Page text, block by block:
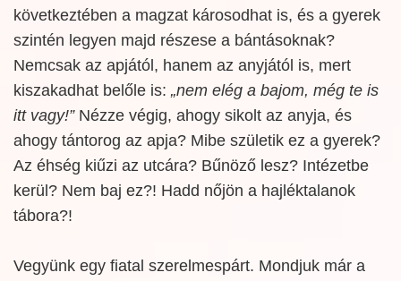
következtében a magzat károsodhat is, és a gyerek
szintén legyen majd részese a bántásoknak?
Nemcsak az apjától, hanem az anyjától is, mert
kiszakadhat belőle is: „nem elég a bajom, még te is
itt vagy!”Nézze végig, ahogy sikolt az anyja, és
ahogy tántorog az apja? Mibe születik ez a gyerek?
Az éhség kiűzi az utcára? Bűnöző lesz? Intézetbe
kerül? Nem baj ez?! Hadd nőjön a hajléktalanok
tábora?!
Vegyünk egy fiatal szerelmespárt. Mondjuk már a